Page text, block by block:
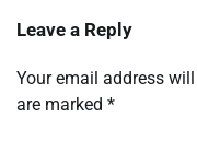
Leave a Reply
Your email address
are marked *